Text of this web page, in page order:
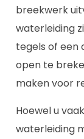
breekwerk
waterleiding
tegels of een
open te
maken voor
Hoewel u
waterleiding